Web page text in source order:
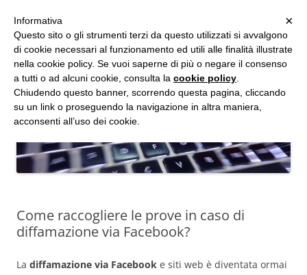
Vai
al
contenuto
Studio d'Informatica Forense
Perizie Informatiche Forensi, CTP e CTU in Processi Civili e Penali
Come raccogliere le prove in caso di
diffamazione via Facebook?
La diffamazione via Facebook e siti web è diventata ormai
MENU ×
Informativa
Questo sito o gli strumenti terzi da questo utilizzati si avvalgono
di cookie necessari al funzionamento ed utili alle finalità illustrate
nella cookie policy. Se vuoi saperne di più o negare il consenso
a tutti o ad alcuni cookie, consulta la cookie policy
Chiudendo questo banner, scorrendo questa pagina, cliccando
su un link o proseguendo la navigazione in altra maniera,
acconsenti all’uso dei cookie.